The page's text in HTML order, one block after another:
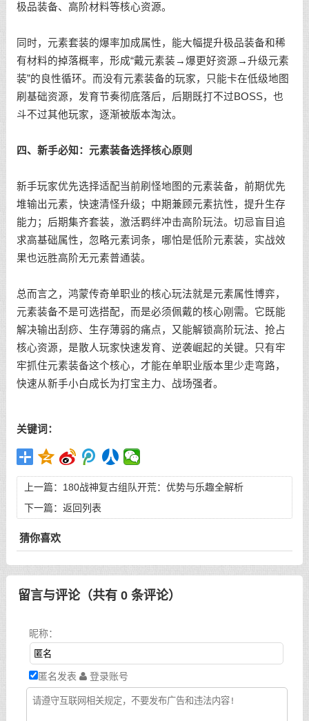
极品装备、高阶材料等核心资源。
同时，元素套装的爆率加成属性，能大幅提升极品装备和稀
有材料的掉落概率，形成“戴元素装→爆更好资源→升级元素
装”的良性循环。而没有元素装备的玩家，只能卡在低级地图
刷基础资源，发育节奏彻底落后，后期既打不过BOSS，也
斗不过其他玩家，逐渐被版本淘汰。
四、新手必知：元素装备选择核心原则
新手玩家优先选择适配当前刷怪地图的元素装备，前期优先
堆输出元素，快速清怪升级；中期兼顾元素抗性，提升生存
能力；后期集齐套装，激活羁绊冲击高阶玩法。切忌盲目追
求高基础属性，忽略元素词条，哪怕是低阶元素装，实战效
果也远胜高阶无元素普通装。
总而言之，鸿蒙传奇单职业的核心玩法就是元素属性博弈，
元素装备不是可选搭配，而是必须佩戴的核心刚需。它既能
解决输出刮痧、生存薄弱的痛点，又能解锁高阶玩法、抢占
核心资源，是散人玩家快速发育、逆袭崛起的关键。只有牢
牢抓住元素装备这个核心，才能在单职业版本里少走弯路，
快速从新手小白成长为打宝主力、战场强者。
关键词：
上一篇： 180战神复古组队开荒：优势与乐趣全解析
下一篇： 返回列表
猜你喜欢
留言与评论（共有 0条评论）
昵称：
匿名发表 登录账号